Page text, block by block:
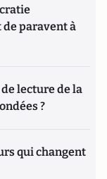
paravent à
lecture de la
?
qui changent